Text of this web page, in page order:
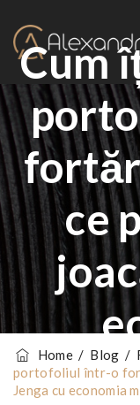
Cum
ce
Home/ Blog /
portofoliul într-o
Jenga cu economia